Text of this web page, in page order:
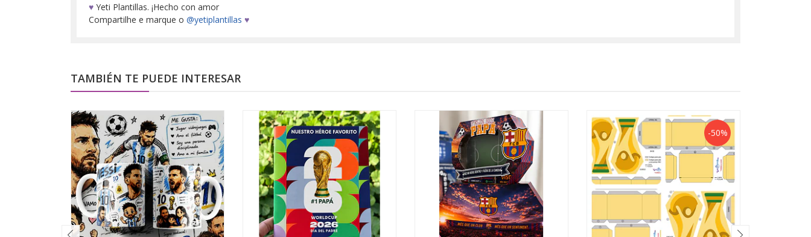
♥ Yeti Plantillas. ¡Hecho con amor
Compartilhe e marque o @yetiplantillas ♥
TAMBIÉN TE PUEDE INTERESAR
-50%